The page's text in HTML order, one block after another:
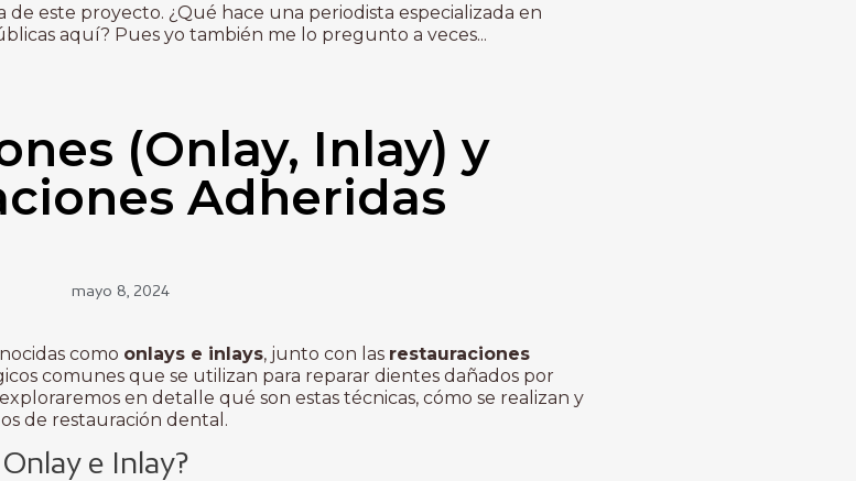
de este proyecto. ¿Qué hace una periodista especializada en
aquí? Pues yo también me lo pregunto a veces...
(Onlay, Inlay) y
Adheridas
mayo 8, 2024
como onlays e inlays, junto con las restauraciones
comunes que se utilizan para reparar dientes dañados por
en detalle qué son estas técnicas, cómo se realizan y
de restauración dental.
e Inlay?